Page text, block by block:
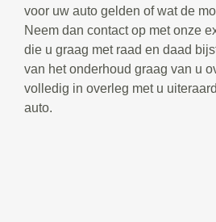
voor uw auto gelden of wat de
Neem dan contact op met onze
die u graag met raad en daad
van het onderhoud graag van u
volledig in overleg met u
auto.